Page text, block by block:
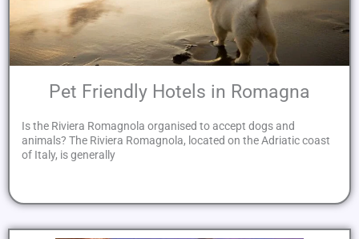
Pet Friendly Hotels in Romagna
Is the Riviera Romagnola organised to accept dogs and
animals? The Riviera Romagnola, located on the Adriatic coast
of Italy, is generally